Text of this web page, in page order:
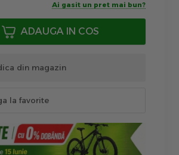
Ai gasit un pret mai bun?
ADAUGA IN COS
din magazin
la favorite